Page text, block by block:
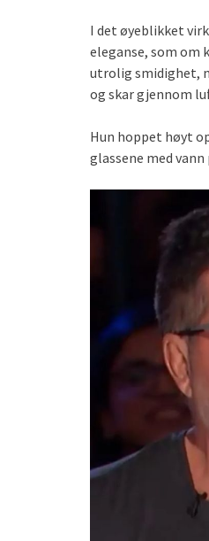
I det øyeblikket
eleganse, som om
utrolig smidighet,
og skar gjennom
Hun hoppet høyt
glassene med